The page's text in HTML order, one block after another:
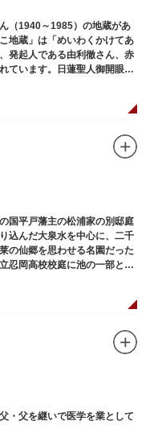
（1940～1985）の地蔵があ
地蔵」は「めいわくかけてあ
発起人である由利徹さん、赤
ています。日蓮聖人御開眼の
国平戸藩主の松浦家の別邸庭
込んだ大泉水を中心に、二千
の仙郷を思わせる名園だった
忍岡高校校庭に池の一部と都
。
・父を継いで医学を業として